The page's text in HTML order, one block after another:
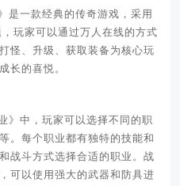
是一款经典的传奇游戏，采用
玩家可以通过万人在线的方式
怪、升级、获取装备为核心玩
长的喜悦。
》中，玩家可以选择不同的职
。每个职业都有独特的技能和
战斗方式选择合适的职业。战
可以使用强大的武器和防具进